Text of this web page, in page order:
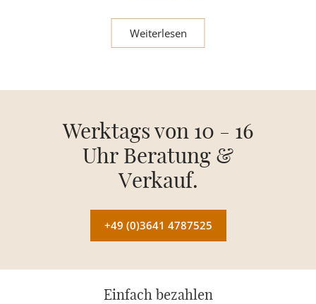
Weiterlesen
Werktags von 10 - 16
Uhr Beratung &
Verkauf.
+49 (0)3641 4787525
Einfach bezahlen